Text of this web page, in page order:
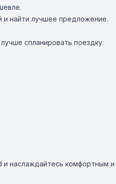
и найти лучшее предложение.
спланировать поездку.
наслаждайтесь комфортным